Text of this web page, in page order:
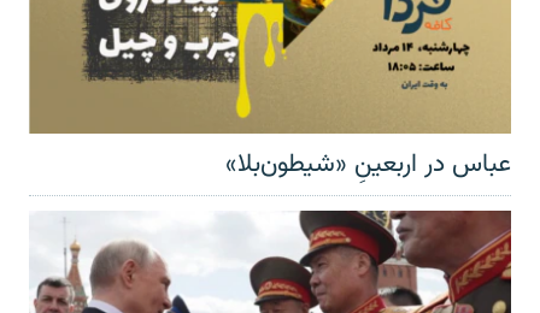
عباس در اربعینِ «شیطون‌بلا»